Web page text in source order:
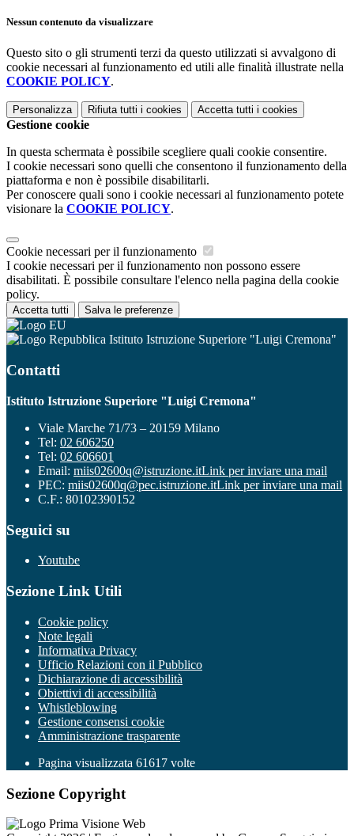
Nessun contenuto da visualizzare
Questo sito o gli strumenti terzi da questo utilizzati si avvalgono di
cookie necessari al funzionamento ed utili alle finalità illustrate nella
COOKIE POLICY.
Personalizza Rifiuta tutti i cookies Accetta tutti i cookies
Gestione cookie
In questa schermata è possibile scegliere quali cookie consentire.
I cookie necessari sono quelli che consentono il funzionamento della
piattaforma e non è possibile disabilitarli.
Per conoscere quali sono i cookie necessari al funzionamento potete
visionare la COOKIE POLICY.
Cookie necessari per il funzionamento
I cookie necessari per il funzionamento non possono essere
disabilitati. È possibile consultare l'elenco nella pagina della cookie
policy.
Accetta tutti Salva le preferenze
Istituto Istruzione Superiore "Luigi Cremona"
Contatti
Istituto Istruzione Superiore "Luigi Cremona"
Viale Marche 71/73 – 20159 Milano
Tel: 02 606250
Tel: 02 606601
Email: miis02600q@istruzione.itLink per inviare una mail
PEC: miis02600q@pec.istruzione.itLink per inviare una mail
C.F.: 80102390152
Seguici su
Youtube
Sezione Link Utili
Cookie policy
Note legali
Informativa Privacy
Ufficio Relazioni con il Pubblico
Dichiarazione di accessibilità
Obiettivi di accessibilità
Whistleblowing
Gestione consensi cookie
Amministrazione trasparente
Pagina visualizzata 61617 volte
Sezione Copyright